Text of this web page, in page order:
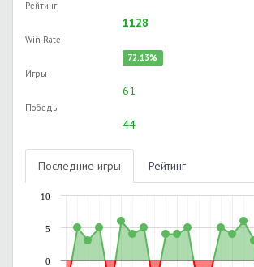
Рейтинг
1128
Win Rate
72.13%
Игры
61
Победы
44
Последние игры Рейтинг
0
5
10